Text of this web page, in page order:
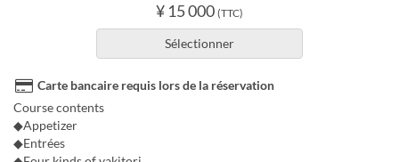
¥ 15 000 (TTC)
Sélectionner
Carte bancaire requis lors de la réservation
Course contents
◆Appetizer
◆Entrées